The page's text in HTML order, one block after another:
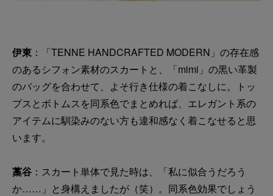
伊東 ：「TENNE HANDCRAFTED MODERN」の存在感
のあるシフォン素材のスカートと、「mimi」の黒い革製
のバッグを合わせて、よそ行き仕様の着こなしに。トッ
プスとボトムスを同系色でまとめれば、エレガント系の
アイテムに馴染みのない方も違和感なく着こなせると思
います。
藁谷 ：スカート単体で見た時は、「私に似合うだろう
か……」と身構えましたが（笑）。同系色効果でしょう